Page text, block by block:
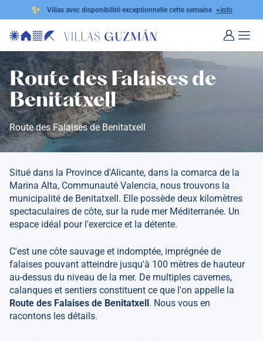
✨ Villas avec disponibilité exceptionnelle cette semaine +info
Route des Falaises de
Benitatxell
Route des Falaises de Benitatxell
Situé dans la Province d'Alicante, dans la comarca de la
Marina Alta, Communauté Valencia, nous trouvons la
municipalité de Benitatxell. Elle possède deux kilomètres
spectaculaires de côte, sur la rude mer Méditerranée. Un
espace idéal pour l'exercice et la détente.
C'est une côte sauvage et indomptée, imprégnée de
falaises pouvant atteindre jusqu'à 100 mètres de hauteur
au-dessus du niveau de la mer. De multiples cavernes,
calanques et sentiers constituent ce que l'on appelle la
Route des Falaises de Benitatxell. Nous vous en
racontons les détails.